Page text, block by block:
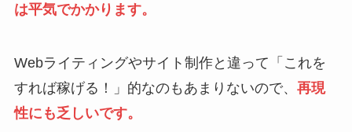
は平気でかかります。
Webライティングやサイト制作と違って「これを
すれば稼げる！」的なのもあまりないので、 再現
性にも乏しいです。